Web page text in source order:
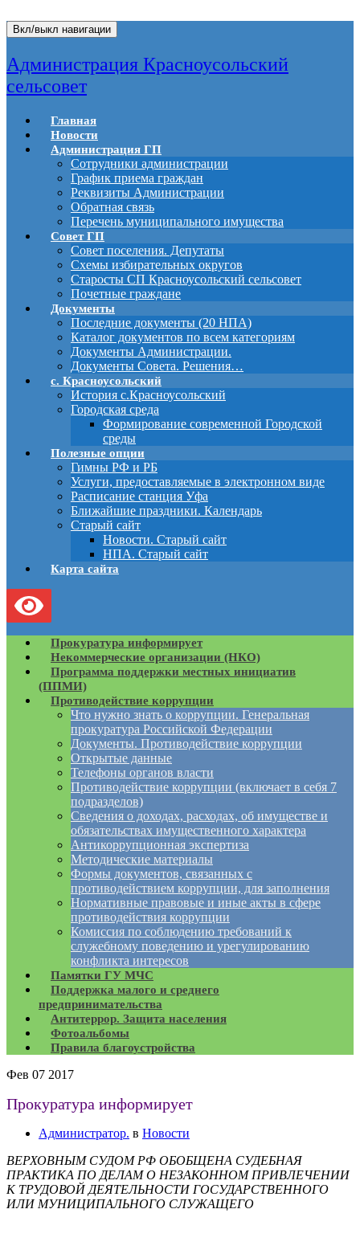
Вкл/выкл навигации
Администрация Красноусольский
сельсовет
Главная
Новости
Администрация ГП
Сотрудники администрации
График приема граждан
Реквизиты Администрации
Обратная связь
Перечень муниципального имущества
Совет ГП
Совет поселения. Депутаты
Схемы избирательных округов
Старосты СП Красноусольский сельсовет
Почетные граждане
Документы
Последние документы (20 НПА)
Каталог документов по всем категориям
Документы Администрации.
Документы Совета. Решения…
с. Красноусольский
История с.Красноусольский
Городская среда
Формирование современной Городской
среды
Полезные опции
Гимны РФ и РБ
Услуги, предоставляемые в электронном виде
Расписание станция Уфа
Ближайшие праздники. Календарь
Старый сайт
Новости. Старый сайт
НПА. Старый сайт
Карта сайта
Прокуратура информирует
Некоммерческие организации (НКО)
Программа поддержки местных инициатив
(ППМИ)
Противодействие коррупции
Что нужно знать о коррупции. Генеральная
прокуратура Российской Федерации
Документы. Противодействие коррупции
Открытые данные
Телефоны органов власти
Противодействие коррупции (включает в себя 7
подразделов)
Сведения о доходах, расходах, об имуществе и
обязательствах имущественного характера
Антикоррупционная экспертиза
Методические материалы
Формы документов, связанных с
противодействием коррупции, для заполнения
Нормативные правовые и иные акты в сфере
противодействия коррупции
Комиссия по соблюдению требований к
служебному поведению и урегулированию
конфликта интересов
Памятки ГУ МЧС
Поддержка малого и среднего
предпринимательства
Антитеррор. Защита населения
Фотоальбомы
Правила благоустройства
Фев 07 2017
Прокуратура информирует
Администратор. в Новости
ВЕРХОВНЫМ СУДОМ РФ ОБОБЩЕНА СУДЕБНАЯ
ПРАКТИКА ПО ДЕЛАМ О НЕЗАКОННОМ ПРИВЛЕЧЕНИИ
К ТРУДОВОЙ ДЕЯТЕЛЬНОСТИ ГОСУДАРСТВЕННОГО
ИЛИ МУНИЦИПАЛЬНОГО СЛУЖАЩЕГО